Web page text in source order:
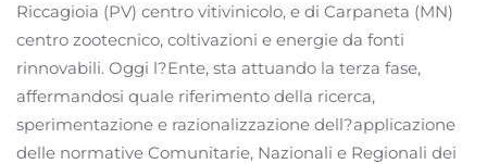
Riccagioia (PV) centro vitivinicolo, e di Carpaneta (MN)
centro zootecnico, coltivazioni e energie da fonti
rinnovabili. Oggi l?Ente, sta attuando la terza fase,
affermandosi quale riferimento della ricerca,
sperimentazione e razionalizzazione dell?applicazione
delle normative Comunitarie, Nazionali e Regionali dei